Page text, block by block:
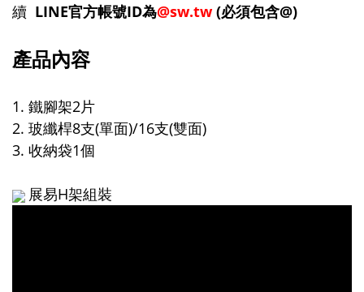
續 LINE官方帳號ID為@sw.tw(必須包含@)
產品內容
1. 鐵腳架2片
2. 玻纖桿8支(單面)/16支(雙面)
3. 收納袋1個
展易H架組裝